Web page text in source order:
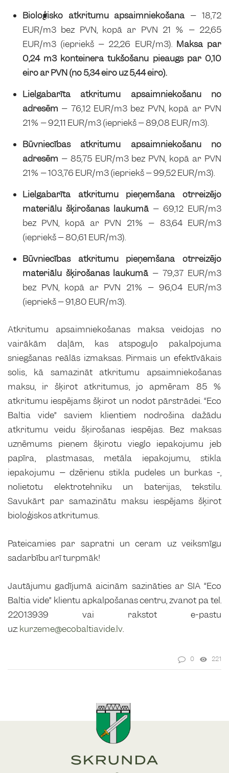
Bioloģisko atkritumu apsaimniekošana – 18,72
EUR/m3 bez PVN, kopā ar PVN 21 % – 22,65
EUR/m3 (iepriekš – 22,26 EUR/m3). Maksa par
0,24 m3 konteinera tukšošanu pieaugs par 0,10
eiro ar PVN (no 5,34 eiro uz 5,44 eiro).
Lielgabarīta atkritumu apsaimniekošanu no
adresēm – 76,12 EUR/m3 bez PVN, kopā ar PVN
21% – 92,11 EUR/m3 (iepriekš – 89,08 EUR/m3).
Būvniecības atkritumu apsaimniekošanu no
adresēm – 85,75 EUR/m3 bez PVN, kopā ar PVN
21% – 103,76 EUR/m3 (iepriekš – 99,52 EUR/m3).
Lielgabarīta atkritumu pieņemšana otrreizējo
materiālu šķirošanas laukumā – 69,12 EUR/m3
bez PVN, kopā ar PVN 21% – 83,64 EUR/m3
(iepriekš – 80,61 EUR/m3).
Būvniecības atkritumu pieņemšana otrreizējo
materiālu šķirošanas laukumā – 79,37 EUR/m3
bez PVN, kopā ar PVN 21% – 96,04 EUR/m3
(iepriekš – 91,80 EUR/m3).
Atkritumu apsaimniekošanas maksa veidojas no
vairākām daļām, kas atspoguļo pakalpojuma
sniegšanas reālās izmaksas. Pirmais un efektīvākais
solis, kā samazināt atkritumu apsaimniekošanas
maksu, ir šķirot atkritumus, jo apmēram 85 %
atkritumu iespējams šķirot un nodot pārstrādei. “Eco
Baltia vide” saviem klientiem nodrošina dažādu
atkritumu veidu šķirošanas iespējas. Bez maksas
uzņēmums pieņem šķirotu vieglo iepakojumu jeb
papīra, plastmasas, metāla iepakojumu, stikla
iepakojumu – dzērienu stikla pudeles un burkas -,
nolietotu elektrotehniku un baterijas, tekstilu.
Savukārt par samazinātu maksu iespējams šķirot
bioloģiskos atkritumus.
Pateicamies par sapratni un ceram uz veiksmīgu
sadarbību arī turpmāk!
Jautājumu gadījumā aicinām sazināties ar SIA “Eco
Baltia vide” klientu apkalpošanas centru, zvanot pa tel.
22013939 vai rakstot e-pastu
uz:kurzeme@ecobaltiavide.lv.
0 221